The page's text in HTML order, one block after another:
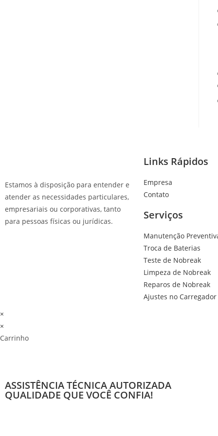
Estamos à disposição para entender e
atender as necessidades particulares,
empresariais ou corporativas, tanto
para pessoas físicas ou jurídicas.
Links Rápidos
Empresa
Contato
Serviços
Manutenção
Troca de Baterias
Teste de Nobreak
Limpeza de Nobreak
Reparos de Nobreak
Ajustes no Carregador
×
×
Carrinho
ASSISTÊNCIA TÉCNICA AUTORIZADA
QUALIDADE QUE VOCÊ CONFIA!